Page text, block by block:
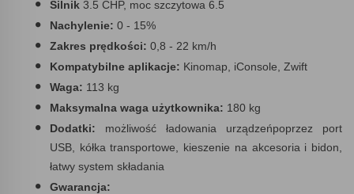
Silnik 3.5 CHP, moc szczytowa 6.5
Nachylenie: 0 - 15%
Zakres prędkości: 0,8 - 22 km/h
Kompatybilne aplikacje: Kinomap, iConsole, Zwift
Waga: 113 kg
Maksymalna waga użytkownika: 180 kg
Dodatki: możliwość ładowania urządzeńpoprzez port
USB, kółka transportowe, kieszenie na akcesoria i bidon,
łatwy system składania
Gwarancja: